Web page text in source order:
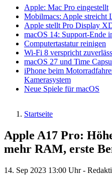
Apple: Mac Pro eingestellt
Mobilmacs: Apple streicht
Apple stellt Pro Display
macOS 14: Support-Ende
Computertastatur reinigen
Wi-Fi 8 verspricht
macOS 27 und Time
iPhone beim
Kamerasystem
Neue Spiele für macOS
Startseite
Apple A17 Pro:
mehr RAM, erste
14. Sep 2023 13:00 Uhr -